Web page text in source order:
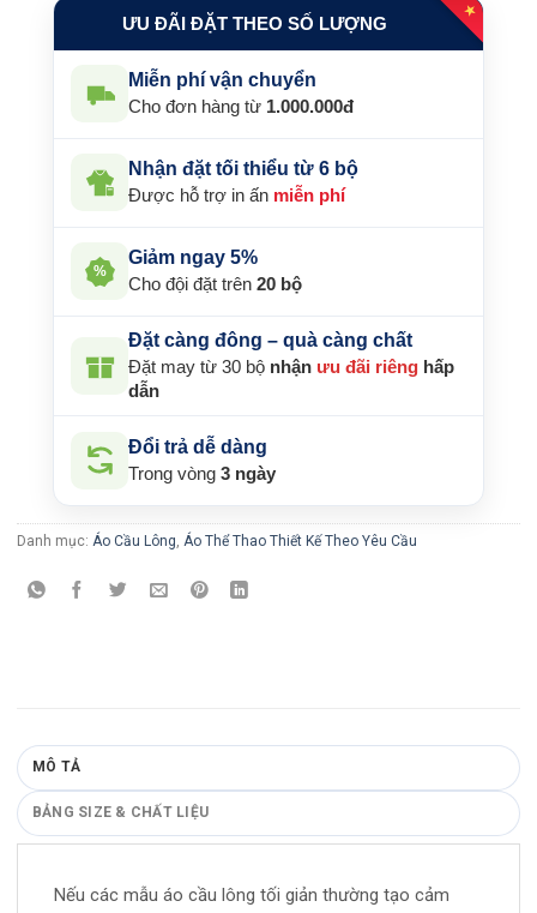
ƯU ĐÃI ĐẶT THEO SỐ LƯỢNG
★
Miễn phí vận chuyển
Cho đơn hàng từ 1.000.000đ
Nhận đặt tối thiểu từ 6 bộ
Được hỗ trợ in ấn miễn phí
%
Giảm ngay 5%
Cho đội đặt trên 20 bộ
Đặt càng đông – quà càng chất
Đặt may từ 30 bộ nhận ưu đãi riêng hấp
dẫn
Đổi trả dễ dàng
Trong vòng 3 ngày
Danh mục: Áo Cầu Lông, Áo Thể Thao Thiết Kế Theo Yêu Cầu
MÔ TẢ
BẢNG SIZE & CHẤT LIỆU
Nếu các mẫu áo cầu lông tối giản thường tạo cảm